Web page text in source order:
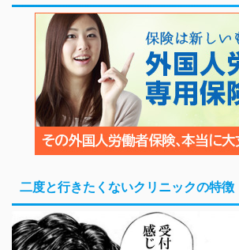
二度と行きたくないクリニックの特徴